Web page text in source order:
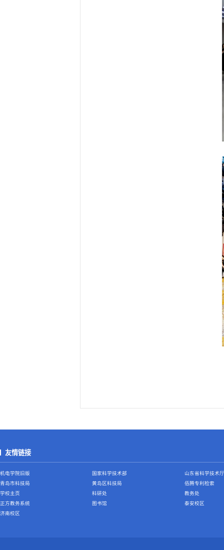
友情链接
机电学院旧版 国家科学技术部
山东省科学技术厅
青岛市科技局
黄岛区科技局
佰腾专利检索
学校主页
科研处
教务处
正方教务系统
图书馆
泰安校区
济南校区